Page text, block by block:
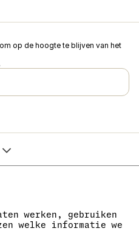
werken, gebruiken
welke informatie we
op de hoogte te blijven van het
het handelsregister van de
C, dossier 268616.
voor de afgifte van